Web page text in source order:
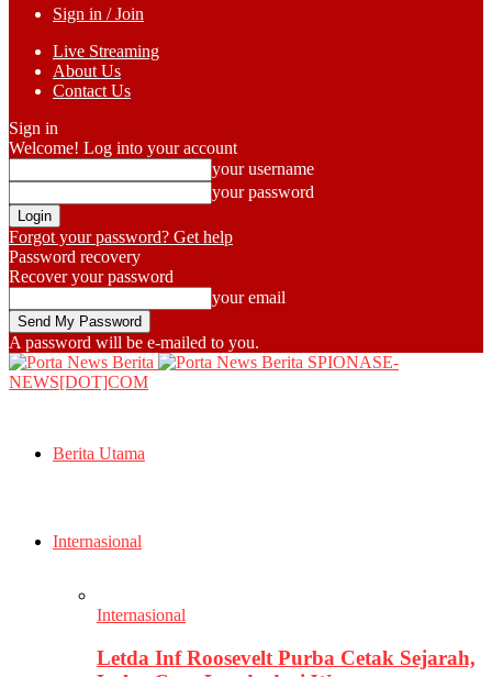
Sign in / Join
Live Streaming
About Us
Contact Us
Sign in
Welcome! Log into your account
your username
your password
Forgot your password? Get help
Password recovery
Recover your password
your email
A password will be e-mailed to you.
SPIONASE-
NEWS[DOT]COM
Berita Utama
Internasional
Internasional
Letda Inf Roosevelt Purba Cetak Sejarah,